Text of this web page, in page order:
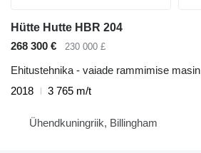
Hütte Hutte HBR 204
268 300 €
230 000 £
Ehitustehnika - vaiade rammimise masin
2018
3 765 m/t
Ühendkuningriik, Billingham